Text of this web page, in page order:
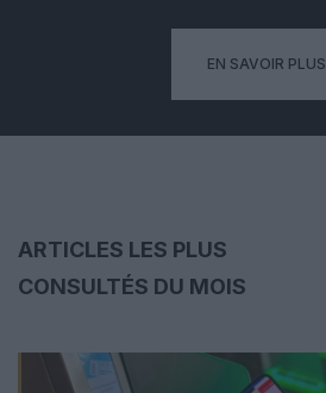
EN SAVOIR PLUS
ARTICLES LES PLUS
CONSULTÉS DU MOIS